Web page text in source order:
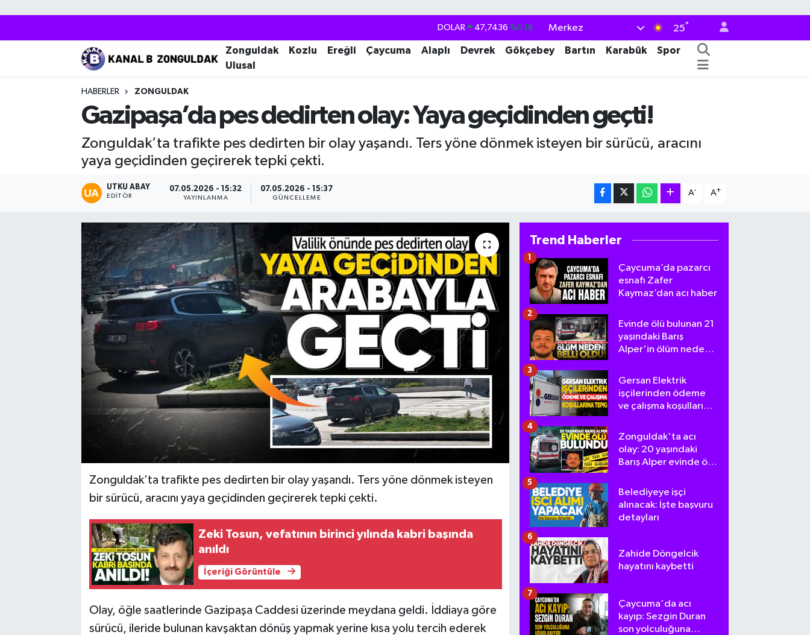
DOLAR 47,7436 %0.18
EURO 55,2510 %0.32
BİST100 13.779 %-14
BITCOIN 64.959,79 %1.11
Merkez 25°
Zonguldak Kozlu Ereğli Çaycuma Alaplı Devrek Gökçebey Bartın Karabük
Spor
Ulusal
HABERLER ZONGULDAK
Gazipaşa’da pes dedirten olay: Yaya geçidinden geçti!
Zonguldak’ta trafikte pes dedirten bir olay yaşandı. Ters yöne dönmek isteyen bir sürücü, aracını
yaya geçidinden geçirerek tepki çekti.
UTKU ABAY
EDITÖR
07.05.2026 - 15:32
YAYINLANMA
07.05.2026 - 15:37
GÜNCELLEME
A- A+
Zonguldak’ta trafikte pes dedirten bir olay yaşandı. Ters yöne dönmek isteyen
bir sürücü, aracını yaya geçidinden geçirerek tepki çekti.
Zeki Tosun, vefatının birinci yılında kabri başında
anıldı
İçeriği Görüntüle
Olay, öğle saatlerinde Gazipaşa Caddesi üzerinde meydana geldi. İddiaya göre
sürücü, ileride bulunan kavşaktan dönüş yapmak yerine kısa yolu tercih ederek
Trend Haberler
Çaycuma’da pazarcı
esnafı Zafer
Kaymaz’dan acı haber
1
Evinde ölü bulunan 21
yaşındaki Barış
Alper'in ölüm nedeni
2
Gersan Elektrik
işçilerinden ödeme
ve çalışma koşullarına
3
Zonguldak'ta acı
olay: 20 yaşındaki
Barış Alper evinde ölü
4
Belediyeye işçi
alınacak: İşte başvuru
detayları
5
Zahide Döngelcik
hayatını kaybetti
6
Çaycuma'da acı
kayıp: Sezgin Duran
son yolculuğuna
7
Gökçebey
Zonguldak Nöbetçi Eczaneler
Zonguldak Trafik Yoğunluk Haritası
Puan Durumu ve Fikstür
Tüm Manşetler
Son Dakika Haberleri
Haber Arşivi